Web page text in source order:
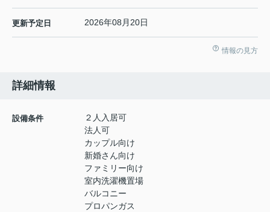
更新予定日 2026年08月20日
情報の見方
詳細情報
設備条件
２人入居可
法人可
カップル向け
新婚さん向け
ファミリー向け
室内洗濯機置場
バルコニー
プロパンガス